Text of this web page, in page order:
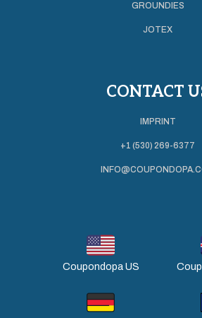
GROUNDIES
JOTEX
CONTACT
IMPRINT
+1 (530) 269-6377
Coupondopa US